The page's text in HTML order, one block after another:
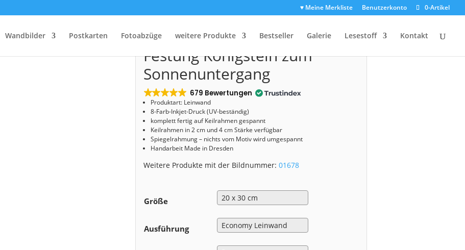
♥ Meine Merkliste Benutzerkonto 0-Artikel
Wandbilder Postkarten Fotoabzüge weitere Produkte Bestseller Galerie Lesestoff Kontakt
Start/Shop/Leinwand/ Leinwand (01678) Festung Königstein zum Sonnenuntergang
Leinwand (01678)
Festung Königstein zum
Sonnenuntergang
679 Bewertungen
Produktart: Leinwand
8-Farb-Inkjet-Druck (UV-beständig)
komplett fertig auf Keilrahmen gespannt
Keilrahmen in 2 cm und 4 cm Stärke verfügbar
Spiegelrahmung – nichts vom Motiv wird umgespannt
Handarbeit Made in Dresden
Weitere Produkte mit der Bildnummer:01678
Größe
Ausführung